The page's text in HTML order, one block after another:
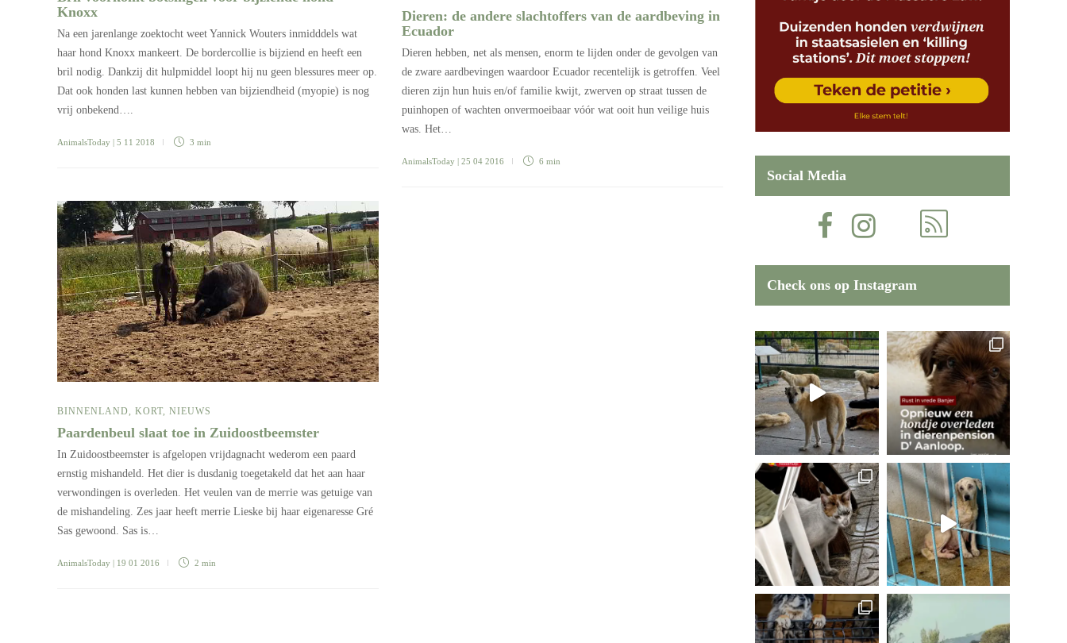
Knoxx
Na een jarenlange zoektocht weet Yannick Wouters inmidddels wat
haar hond Knoxx mankeert. De bordercollie is bijziend en heeft een
bril nodig. Dankzij dit hulpmiddel loopt hij nu geen blessures meer op.
Dat ook honden last kunnen hebben van bijziendheid (myopie) is nog
vrij onbekend….
AnimalsToday | 5 11 2018 3 min
Dieren: de andere slachtoffers van de aardbeving in
Ecuador
Dieren hebben, net als mensen, enorm te lijden onder de gevolgen van
de zware aardbevingen waardoor Ecuador recentelijk is getroffen. Veel
dieren zijn hun huis en/of familie kwijt, zwerven op straat tussen de
puinhopen of wachten onvermoeibaar vóór wat ooit hun veilige huis
was. Het…
AnimalsToday | 25 04 2016 6 min
BINNENLAND KORT NIEUWS
Paardenbeul slaat toe in Zuidoostbeemster
In Zuidoostbeemster is afgelopen vrijdagnacht wederom een paard
ernstig mishandeld. Het dier is dusdanig toegetakeld dat het aan haar
verwondingen is overleden. Het veulen van de merrie was getuige van
de mishandeling. Zes jaar heeft merrie Lieske bij haar eigenaresse Gré
Sas gewoond. Sas is…
AnimalsToday | 19 01 2016 2 min
Social Media
Check ons op Instagram